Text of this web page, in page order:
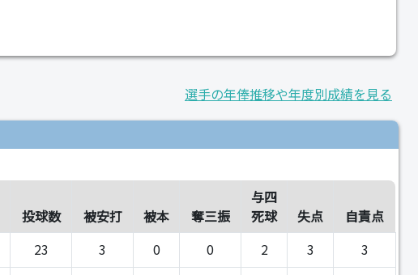
選手の年俸推移や年度別成績を見る
投球数 被安打 被本 奪三振
与四
死球
失点 自責点
23 3 0 0 2 3
3